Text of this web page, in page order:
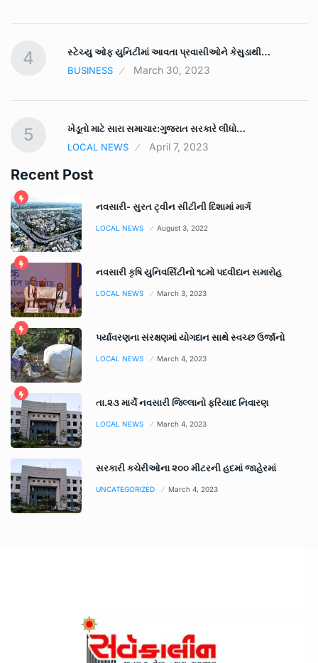
4
સ્ટેચ્યુ ઓફ યુનિટીમાં આવતા પ્રવાસીઓને કેસુડાથી…
BUSINESS
March 30, 2023
5
ખેડૂતો માટે સારા સમાચાર:ગુજરાત સરકારે લીધો…
LOCAL NEWS
April 7, 2023
Recent Post
નવસારી- સુરત ટ્વીન સીટીની દિશામાં માર્ગ
LOCAL NEWS August 3, 2022
નવસારી કૃષિ યુનિવર્સિટીનો ૧૮મો પદવીદાન સમારોહ
LOCAL NEWS March 3, 2023
પર્યાવરણના સંરક્ષણમાં યોગદાન સાથે સ્વચ્છ ઉર્જાનો
LOCAL NEWS March 4, 2023
તા.૨૩ માર્ચે નવસારી જિલ્લાનો ફરિયાદ નિવારણ
LOCAL NEWS March 4, 2023
સરકારી કચેરીઓના ૨૦૦ મીટરની હદમાં જાહેરમાં
UNCATEGORIZED March 4, 2023